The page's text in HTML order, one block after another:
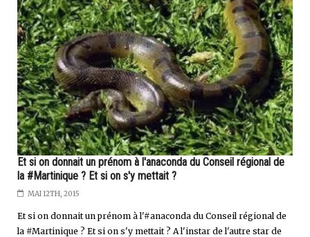
Et si on donnait un prénom à l'anaconda du Conseil régional de
la #Martinique ? Et si on s'y mettait ?
MAI 12TH, 2015
Et si on donnait un prénom à l'#anaconda du Conseil régional de
la #Martinique ? Et si on s'y mettait ? A l'instar de l'autre star de